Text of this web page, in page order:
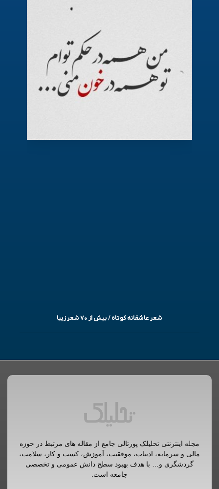
شعر عاشقانه کوتاه / بیش از ۷۰ شعر زیبا
مجله اینترنتی تحلیلک پورتالی جامع از مقاله های مرتبط در حوزه
مالی و سرمایه، ادبیات، موفقیت، آموزش، کسب و کار، سلامت،
گردشگری و… با هدف بهبود سطح دانش عمومی و تخصصی
جامعه است.